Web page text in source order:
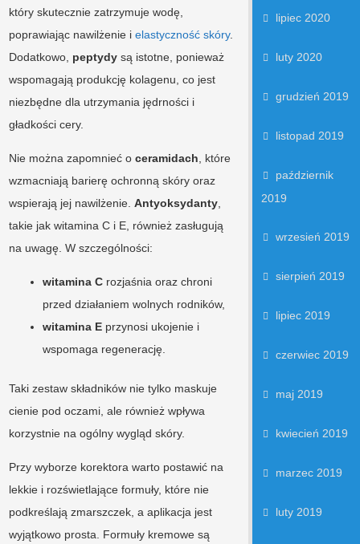
który skutecznie zatrzymuje wodę,
poprawiając nawilżenie ielastyczność skóry.
Dodatkowo, peptydy są istotne, ponieważ
wspomagają produkcję kolagenu, co jest
niezbędne dla utrzymania jędrności i
gładkości cery.
Nie można zapomnieć oceramidach , które
wzmacniają barierę ochronną skóry oraz
wspierają jej nawilżenie.Antyoksydanty
takie jak witamina C i E, również zasługują
na uwagę. W szczególności:
witamina C rozjaśnia oraz chroni
przed działaniem wolnych rodników,
witamina E przynosi ukojenie i
wspomaga regenerację.
Taki zestaw składników nie tylko maskuje
cienie pod oczami, ale również wpływa
korzystnie na ogólny wygląd skóry.
Przy wyborze korektora warto postawić na
lekkie i rozświetlające formuły, które nie
podkreślają zmarszczek, a aplikacja jest
wyjątkowo prosta. Formuły kremowe są
lipiec 2020
luty 2020
grudzień 2019
listopad 2019
październik
2019
wrzesień 2019
sierpień 2019
lipiec 2019
czerwiec 2019
maj 2019
kwiecień 2019
marzec 2019
luty 2019